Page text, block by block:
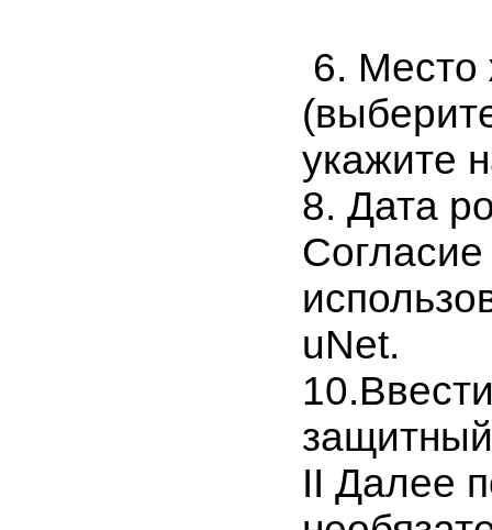
6. Место
укажите
8. Дата
uNet.
II Далее